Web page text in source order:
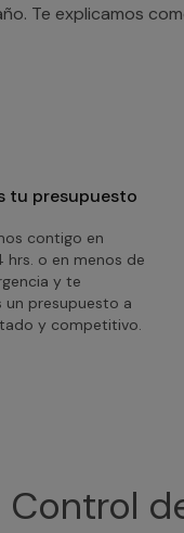
Te explicamos
tu presupuesto
contigo en
hrs. o en menos de
y te
un presupuesto a
y competitivo.